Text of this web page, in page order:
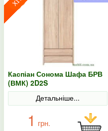
Каспіан Сонома Шафа БРВ
(ВМК) 2D2S
Детальніше...
1 грн.